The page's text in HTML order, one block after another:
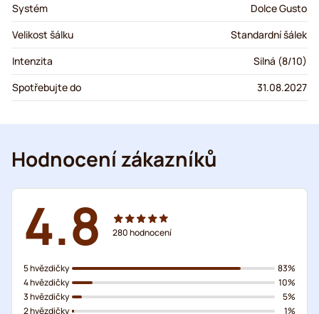
Systém
Dolce Gusto
Velikost šálku
Standardní šálek
Intenzita
Silná (8/10)
Spotřebujte do
31.08.2027
Hodnocení zákazníků
4.8 280hodnocení
5 hvězdičky
4 hvězdičky
3 hvězdičky
2 hvězdičky
83%
10%
5%
1%